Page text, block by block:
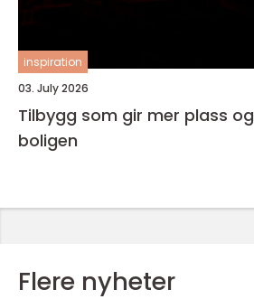
inspiration
03. July 2026
Tilbygg som gir mer plass
boligen
Flere nyheter